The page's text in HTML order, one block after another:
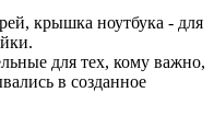
крышка ноутбука - для
для тех, кому важно,
в созданное